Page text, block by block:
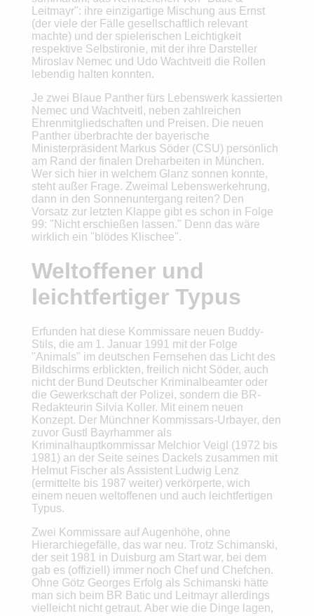
Leitmayr": ihre einzigartige Mischung aus Ernst
(der viele der Fälle gesellschaftlich relevant
machte) und der spielerischen Leichtigkeit
respektive Selbstironie, mit der ihre Darsteller
Miroslav Nemec und Udo Wachtveitl die Rollen
lebendig halten konnten.
Je zwei Blaue Panther fürs Lebenswerk kassierten
Nemec und Wachtveitl, neben zahlreichen
Ehrenmitgliedschaften und Preisen. Die neuen
Panther überbrachte der bayerische
Ministerpräsident Markus Söder (CSU) persönlich
am Rand der finalen Dreharbeiten in München.
Wer sich hier in welchem Glanz sonnen konnte,
steht außer Frage. Zweimal Lebenswerkehrung,
dann in den Sonnenuntergang reiten? Den
Vorsatz zur letzten Klappe gibt es schon in Folge
99: "Nicht erschießen lassen." Denn das wäre
wirklich ein "blödes Klischee".
Weltoffener und
leichtfertiger Typus
Erfunden hat diese Kommissare neuen Buddy-
Stils, die am 1. Januar 1991 mit der Folge
"Animals" im deutschen Fernsehen das Licht des
Bildschirms erblickten, freilich nicht Söder, auch
nicht der Bund Deutscher Kriminalbeamter oder
die Gewerkschaft der Polizei, sondern die BR-
Redakteurin Silvia Koller. Mit einem neuen
Konzept. Der Münchner Kommissars-Urbayer, den
zuvor Gustl Bayrhammer als
Kriminalhauptkommissar Melchior Veigl (1972 bis
1981) an der Seite seines Dackels zusammen mit
Helmut Fischer als Assistent Ludwig Lenz
(ermittelte bis 1987 weiter) verkörperte, wich
einem neuen weltoffenen und auch leichtfertigen
Typus.
Zwei Kommissare auf Augenhöhe, ohne
Hierarchiegefälle, das war neu. Trotz Schimanski,
der seit 1981 in Duisburg am Start war, bei dem
gab es (offiziell) immer noch Chef und Chefchen.
Ohne Götz Georges Erfolg als Schimanski hätte
man sich beim BR Batic und Leitmayr allerdings
vielleicht nicht getraut. Aber wie die Dinge lagen,